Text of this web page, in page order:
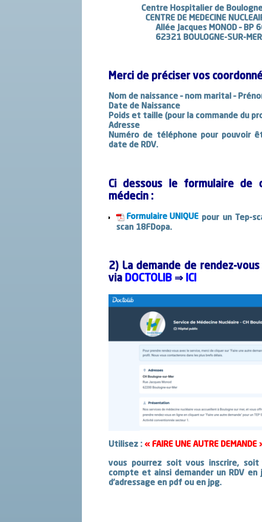
Centre Hospitalier de
CENTRE DE MEDECINE
Allée Jacques MONOD – BP
62321 BOULOGNE-SUR-MER
Merci de préciser vos
Nom de naissance – nom marital –
Date de Naissance
Poids et taille (pour la commande du
Adresse
Numéro de téléphone pour pouvoir
date de RDV.
Ci dessous le formulaire de
médecin :
Formulaire UNIQUE pour un Tep-
scan 18FDopa.
2) La demande de rendez-
via DOCTOLIB ⇒ ICI
Utilisez : « FAIRE UNE AUTRE DEMANDE
vous pourrez soit vous inscrire,
compte et ainsi demander un RDV en
d’adressage en pdf ou en jpg.